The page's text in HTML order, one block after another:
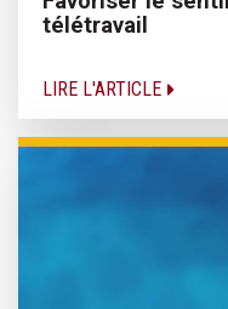
télétravail
LIRE L'ARTICLE